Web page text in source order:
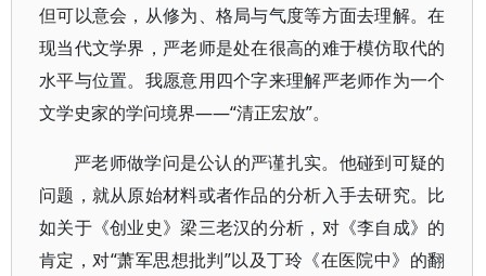
但可以意会，从修为、格局与气度等方面去理解。在
现当代文学界，严老师是处在很高的难于模仿取代的
水平与位置。我愿意用四个字来理解严老师作为一个
文学史家的学问境界——“清正宏放”。
严老师做学问是公认的严谨扎实。他碰到可疑的
问题，就从原始材料或者作品的分析入手去研究。比
如关于《创业史》梁三老汉的分析，对《李自成》的
肯定，对“萧军思想批判”以及丁玲《在医院中》的翻